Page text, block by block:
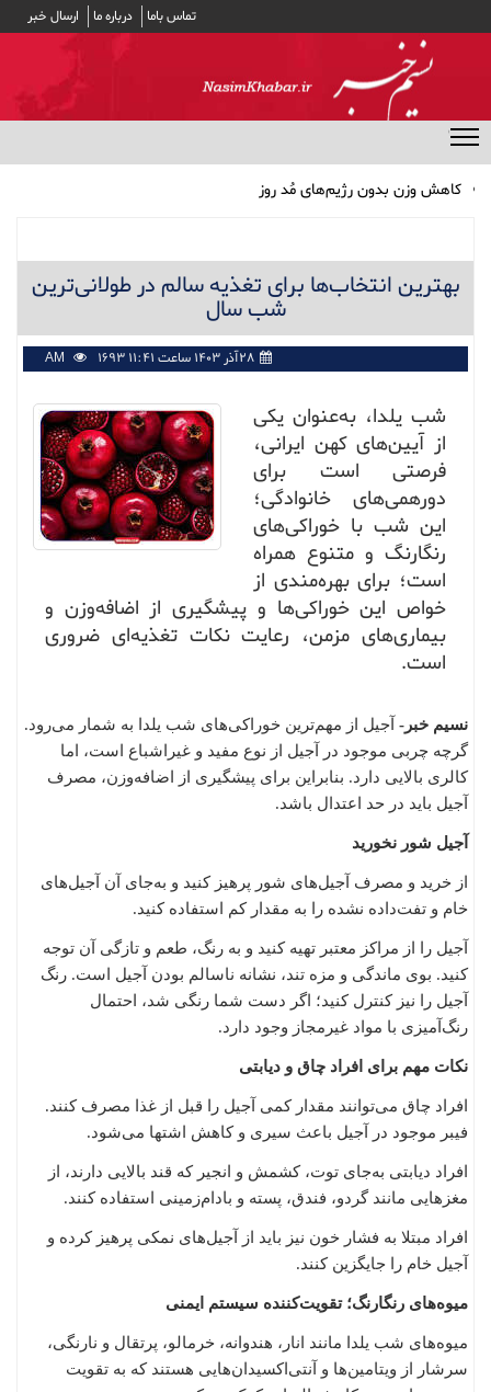
تماس باما درباره ما ارسال خبر
کاهش وزن بدون رژیم‌های مُد روز
بهترین انتخاب‌ها برای تغذیه سالم در طولانی‌ترین شب سال
اثر داروی فشار خون در جلوگیری از صرع
بهترین انتخاب‌ها برای تغذیه سالم در طولانی‌ترین
شب سال
۲۸آذر ۱۴۰۳ ساعت ۱۱:۴۱ AM 1693
شب یلدا، به‌عنوان یکی
از آیین‌های کهن ایرانی،
فرصتی است برای
دورهمی‌های خانوادگی؛
این شب با خوراکی‌های
رنگارنگ و متنوع همراه
است؛ برای بهره‌مندی از
خواص این خوراکی‌ها و پیشگیری از اضافه‌وزن و
بیماری‌های مزمن، رعایت نکات تغذیه‌ای ضروری
است.
نسیم خبر- آجیل از مهم‌ترین خوراکی‌های شب یلدا به شمار می‌رود.
گرچه چربی موجود در آجیل از نوع مفید و غیراشباع است، اما
کالری بالایی دارد. بنابراین برای پیشگیری از اضافه‌وزن، مصرف
آجیل باید در حد اعتدال باشد.
آجیل شور نخورید
از خرید و مصرف آجیل‌های شور پرهیز کنید و به‌جای آن آجیل‌های
خام و تفت‌داده نشده را به مقدار کم استفاده کنید.
آجیل را از مراکز معتبر تهیه کنید و به رنگ، طعم و تازگی آن توجه
کنید. بوی ماندگی و مزه تند، نشانه ناسالم بودن آجیل است. رنگ
آجیل را نیز کنترل کنید؛ اگر دست شما رنگی شد، احتمال
رنگ‌آمیزی با مواد غیرمجاز وجود دارد.
نکات مهم برای افراد چاق و دیابتی
افراد چاق می‌توانند مقدار کمی آجیل را قبل از غذا مصرف کنند.
فیبر موجود در آجیل باعث سیری و کاهش اشتها می‌شود.
افراد دیابتی به‌جای توت، کشمش و انجیر که قند بالایی دارند، از
مغزهایی مانند گردو، فندق، پسته و بادام‌زمینی استفاده کنند.
افراد مبتلا به فشار خون نیز باید از آجیل‌های نمکی پرهیز کرده و
آجیل خام را جایگزین کنند.
میوه‌های رنگارنگ؛ تقویت‌کننده سیستم ایمنی
میوه‌های شب یلدا مانند انار، هندوانه، خرمالو، پرتقال و نارنگی،
سرشار از ویتامین‌ها و آنتی‌اکسیدان‌هایی هستند که به تقویت